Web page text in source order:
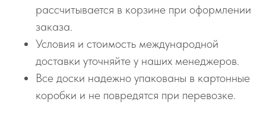
рассчитывается в корзине при оформлении
заказа.
Условия и стоимость международной
доставки уточняйте у наших менеджеров.
Все доски надежно упакованы в картонные
коробки и не повредятся при перевозке.